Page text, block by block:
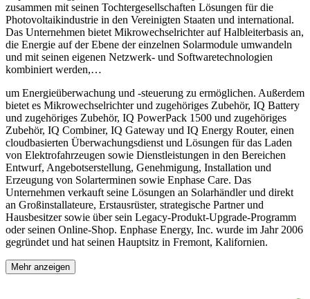
zusammen mit seinen Tochtergesellschaften Lösungen für die
Photovoltaikindustrie in den Vereinigten Staaten und international.
Das Unternehmen bietet Mikrowechselrichter auf Halbleiterbasis an,
die Energie auf der Ebene der einzelnen Solarmodule umwandeln
und mit seinen eigenen Netzwerk- und Softwaretechnologien
kombiniert werden,…
um Energieüberwachung und -steuerung zu ermöglichen. Außerdem
bietet es Mikrowechselrichter und zugehöriges Zubehör, IQ Battery
und zugehöriges Zubehör, IQ PowerPack 1500 und zugehöriges
Zubehör, IQ Combiner, IQ Gateway und IQ Energy Router, einen
cloudbasierten Überwachungsdienst und Lösungen für das Laden
von Elektrofahrzeugen sowie Dienstleistungen in den Bereichen
Entwurf, Angebotserstellung, Genehmigung, Installation und
Erzeugung von Solarterminen sowie Enphase Care. Das
Unternehmen verkauft seine Lösungen an Solarhändler und direkt
an Großinstallateure, Erstausrüster, strategische Partner und
Hausbesitzer sowie über sein Legacy-Produkt-Upgrade-Programm
oder seinen Online-Shop. Enphase Energy, Inc. wurde im Jahr 2006
gegründet und hat seinen Hauptsitz in Fremont, Kalifornien.
Mehr anzeigen